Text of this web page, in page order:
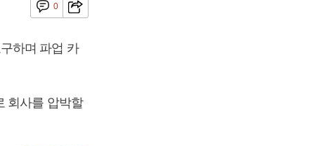
0
하며 파업 카
회사를 압박할